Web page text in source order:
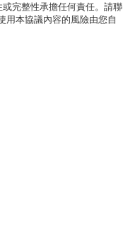
完整性承擔任何責任。請聯
用本協議內容的風險由您自